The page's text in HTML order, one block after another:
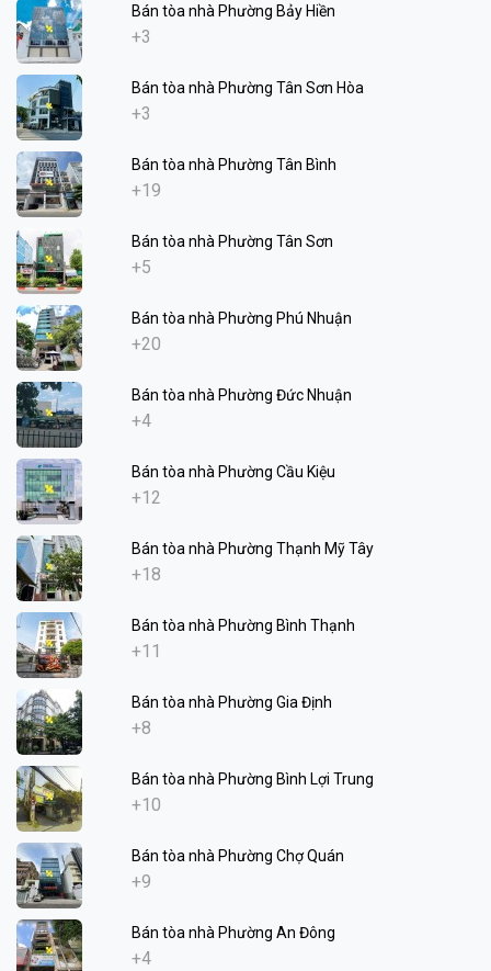
Bán tòa nhà Phường Bảy Hiền
+3
Bán tòa nhà Phường Tân Sơn Hòa
+3
Bán tòa nhà Phường Tân Bình
+19
Bán tòa nhà Phường Tân Sơn
+5
Bán tòa nhà Phường Phú Nhuận
+20
Bán tòa nhà Phường Đức Nhuận
+4
Bán tòa nhà Phường Cầu Kiệu
+12
Bán tòa nhà Phường Thạnh Mỹ Tây
+18
Bán tòa nhà Phường Bình Thạnh
+11
Bán tòa nhà Phường Gia Định
+8
Bán tòa nhà Phường Bình Lợi Trung
+10
Bán tòa nhà Phường Chợ Quán
+9
Bán tòa nhà Phường An Đông
+4